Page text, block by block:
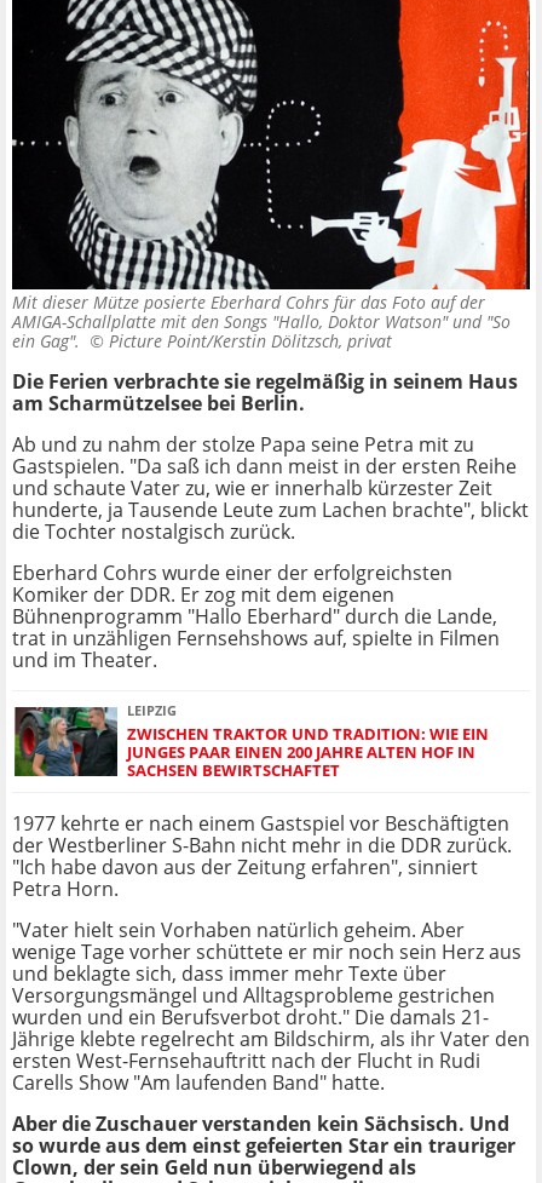
Mit dieser Mütze posierte Eberhard Cohrs für das Foto auf der
AMIGA-Schallplatte mit den Songs "Hallo, Doktor Watson" und "So
ein Gag". © Picture Point/Kerstin Dölitzsch, privat
Die Ferien verbrachte sie regelmäßig in seinem Haus
am Scharmützelsee bei Berlin.
Ab und zu nahm der stolze Papa seine Petra mit zu
Gastspielen. "Da saß ich dann meist in der ersten Reihe
und schaute Vater zu, wie er innerhalb kürzester Zeit
hunderte, ja Tausende Leute zum Lachen brachte", blickt
die Tochter nostalgisch zurück.
Eberhard Cohrs wurde einer der erfolgreichsten
Komiker der DDR. Er zog mit dem eigenen
Bühnenprogramm "Hallo Eberhard" durch die Lande,
trat in unzähligen Fernsehshows auf, spielte in Filmen
und im Theater.
LEIPZIG
ZWISCHEN TRAKTOR UND TRADITION: WIE EIN
JUNGES PAAR EINEN 200 JAHRE ALTEN HOF IN
SACHSEN BEWIRTSCHAFTET
1977 kehrte er nach einem Gastspiel vor Beschäftigten
der Westberliner S-Bahn nicht mehr in die DDR zurück.
"Ich habe davon aus der Zeitung erfahren", sinniert
Petra Horn.
"Vater hielt sein Vorhaben natürlich geheim. Aber
wenige Tage vorher schüttete er mir noch sein Herz aus
und beklagte sich, dass immer mehr Texte über
Versorgungsmängel und Alltagsprobleme gestrichen
wurden und ein Berufsverbot droht." Die damals 21-
Jährige klebte regelrecht am Bildschirm, als ihr Vater den
ersten West-Fernsehauftritt nach der Flucht in Rudi
Carells Show "Am laufenden Band" hatte.
Aber die Zuschauer verstanden kein Sächsisch. Und
so wurde aus dem einst gefeierten Star ein trauriger
Clown, der sein Geld nun überwiegend als